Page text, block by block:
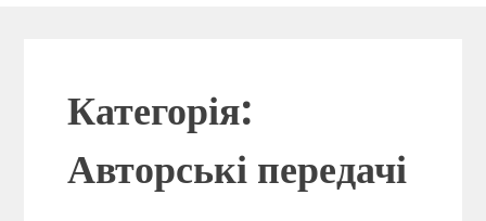
Категорія:
Авторські передачі